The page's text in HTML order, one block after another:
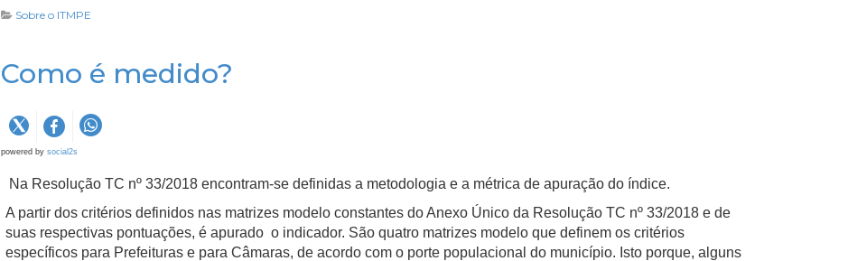
Sobre o ITMPE
Como é medido?
powered by social2s
Na Resolução TC nº 33/2018 encontram-se definidas a metodologia e a métrica de apuração do índice.
A partir dos critérios definidos nas matrizes modelo constantes do Anexo Único da Resolução TC nº 33/2018 e de
suas respectivas pontuações, é apurado o indicador. São quatro matrizes modelo que definem os critérios
específicos para Prefeituras e para Câmaras, de acordo com o porte populacional do município. Isto porque, alguns